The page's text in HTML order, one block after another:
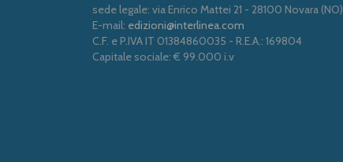
sede legale: via Enrico Mattei 21 - 28100 Novara (NO)
E-mail: edizioni@interlinea.com
C.F. e P.IVA IT 01384860035 - R.E.A.: 169804
Capitale sociale: € 99.000 i.v